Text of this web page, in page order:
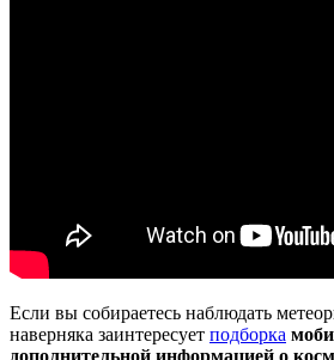
Если вы собираетесь наблюдать
наверняка заинтересует подборка